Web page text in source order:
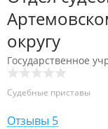
округу
Государственное
Судебные приставы
Отзывы 5